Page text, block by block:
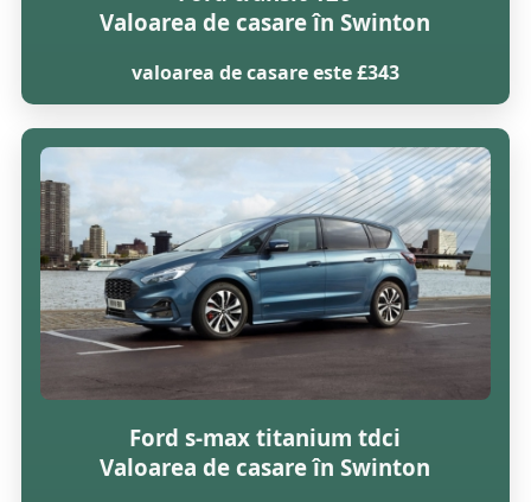
Valoarea de casare în Swinton
valoarea de casare este £343
Ford s-max titanium tdci
Valoarea de casare în Swinton